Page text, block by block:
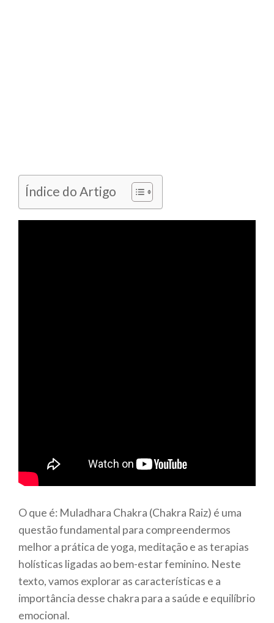
Índice do Artigo
O que é: Muladhara Chakra (Chakra Raiz) é uma
questão fundamental para compreendermos
melhor a prática de yoga, meditação e as terapias
holísticas ligadas ao bem-estar feminino. Neste
texto, vamos explorar as características e a
importância desse chakra para a saúde e equilíbrio
emocional.